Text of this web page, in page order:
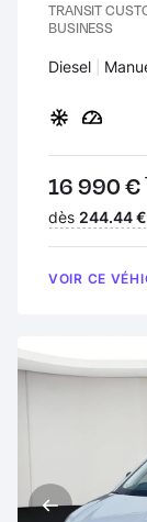
TRANSIT
BUSINESS
Carburant :
Diesel
Prix :
16 990 €
Financement
dès 244.44 €
VOIR CE